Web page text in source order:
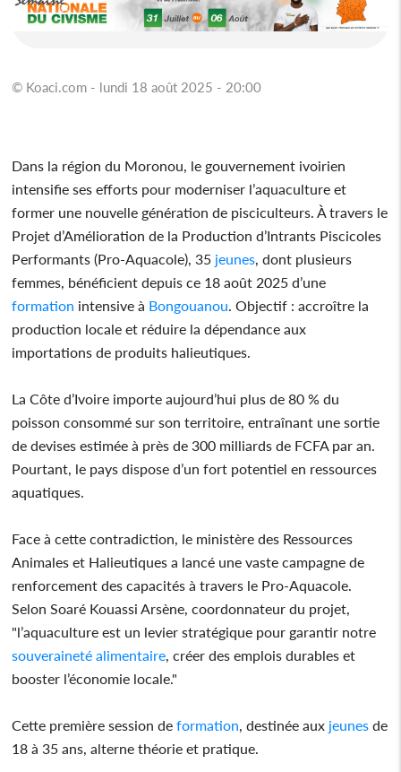
© Koaci.com - lundi 18 août 2025 - 20:00
Dans la région du Moronou, le gouvernement ivoirien
intensifie ses efforts pour moderniser l’aquaculture et
former une nouvelle génération de pisciculteurs. À travers le
Projet d’Amélioration de la Production d’Intrants Piscicoles
Performants (Pro-Aquacole), 35 jeunes, dont plusieurs
femmes, bénéficient depuis ce 18 août 2025 d’une
formation intensive à Bongouanou. Objectif : accroître la
production locale et réduire la dépendance aux
importations de produits halieutiques.
La Côte d’Ivoire importe aujourd’hui plus de 80 % du
poisson consommé sur son territoire, entraînant une sortie
de devises estimée à près de 300 milliards de FCFA par an.
Pourtant, le pays dispose d’un fort potentiel en ressources
aquatiques.
Face à cette contradiction, le ministère des Ressources
Animales et Halieutiques a lancé une vaste campagne de
renforcement des capacités à travers le Pro-Aquacole.
Selon Soaré Kouassi Arsène, coordonnateur du projet,
"l’aquaculture est un levier stratégique pour garantir notre
souveraineté alimentaire, créer des emplois durables et
booster l’économie locale."
Cette première session de formation, destinée aux jeunes de
18 à 35 ans, alterne théorie et pratique.